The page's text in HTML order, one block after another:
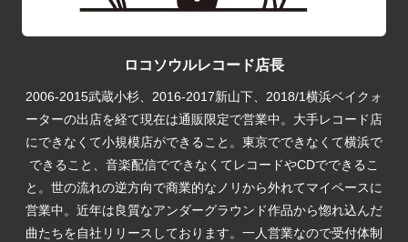
ロコソウルレコード店長
2006-2015武蔵小杉、2016-2017新山下、2018/1横浜ベイクォ
ーターの出店を経て現在は通販限定で営業中。大手レコード店
にできなくて小規模店ができること。東京でできなくて横浜で
できること、音楽配信でできなくてレコードやCDでできるこ
と。世の流れの逆方向で商業的なノリから外れてマイペースに
営業中。近年は良質なアンダーグラウンド作品から惚れ込んだ
曲たちを自社リリースしております。一人営業なので受付体制